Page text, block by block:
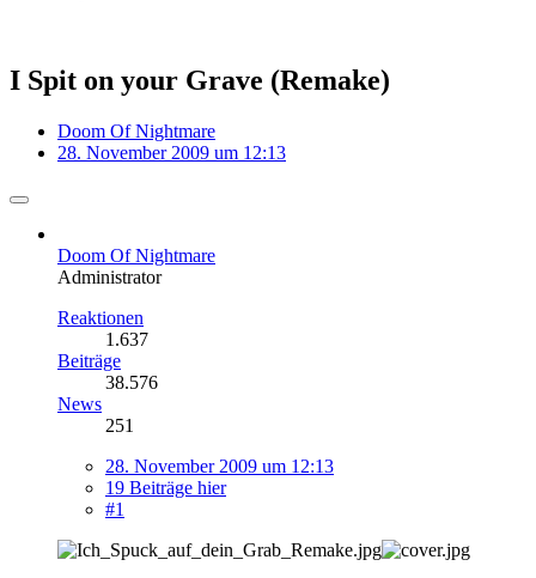
I Spit on your Grave (Remake)
Doom Of Nightmare
28. November 2009 um 12:13
Doom Of Nightmare
Administrator
Reaktionen
1.637
Beiträge
38.576
News
251
28. November 2009 um 12:13
19 Beiträge hier
#1